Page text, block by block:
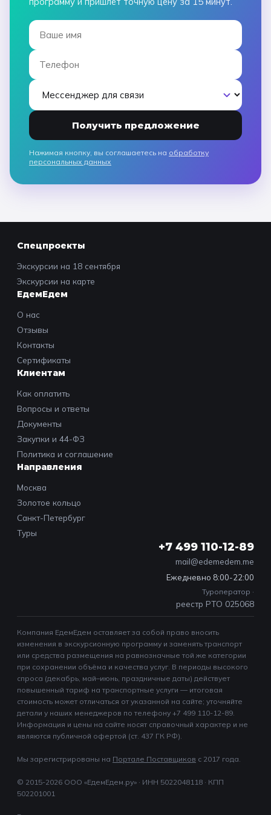
Получить предложение
Нажимая кнопку, вы соглашаетесь на обработку
персональных данных
Спецпроекты
Экскурсии на 18 сентября
Экскурсии на карте
ЕдемЕдем
О нас
Отзывы
Контакты
Сертификаты
Клиентам
Как оплатить
Вопросы и ответы
Документы
Закупки и 44-ФЗ
Политика и соглашение
Направления
Москва
Золотое кольцо
Санкт-Петербург
Туры
+7 499 110-12-89
mail@edemedem.me
Ежедневно 8:00-22:00
Туроператор ·
реестр РТО 025068
Компания ЕдемЕдем оставляет за собой право вносить
изменения в экскурсионную программу и заменять транспорт
или средства размещения на равнозначные той же категории
при сохранении объёма и качества услуг. В периоды высокого
спроса (декабрь, май–июнь, праздничные даты) действует
повышенный тариф на транспортные услуги — итоговая
стоимость может отличаться от указанной на сайте; уточняйте
детали у наших менеджеров по телефону +7 499 110-12-89.
Информация и цены на сайте носят справочный характер и не
являются публичной офертой (ст. 437 ГК РФ).
Мы зарегистрированы на Портале Поставщиков c 2017 года.
© 2015-2026 ООО «ЕдемЕдем.ру» · ИНН 5022048118 · КПП
502201001